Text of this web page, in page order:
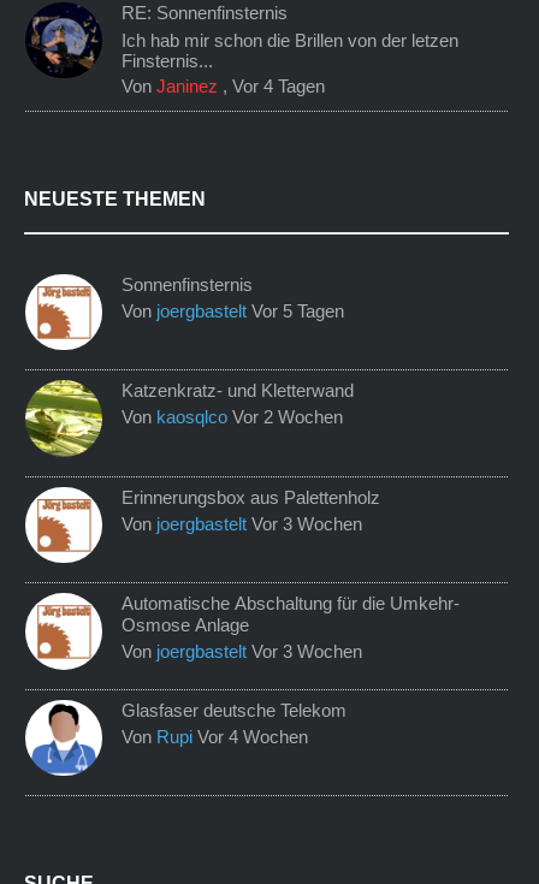
RE: Sonnenfinsternis
Ich hab mir schon die Brillen von der letzen
Finsternis...
VonJaninez ,Vor 4 Tagen
NEUESTE THEMEN
Sonnenfinsternis
Von joergbastelt Vor 5 Tagen
Katzenkratz- und Kletterwand
Von kaosqlco Vor 2 Wochen
Erinnerungsbox aus Palettenholz
Von joergbastelt Vor 3 Wochen
Automatische Abschaltung für die Umkehr-
Osmose Anlage
Von joergbastelt Vor 3 Wochen
Glasfaser deutsche Telekom
Von Rupi Vor 4 Wochen